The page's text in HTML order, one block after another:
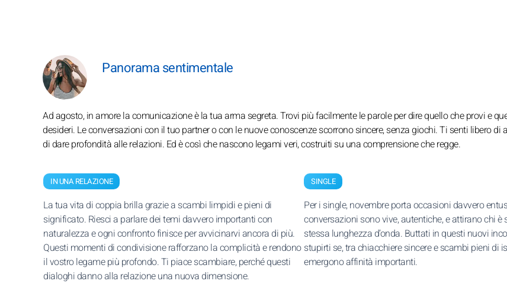
Panorama sentimentale
Ad agosto, in amore la comunicazione è la tua arma segreta. Trovi più facilmente le parole per dire quello che provi e
desideri. Le conversazioni con il tuo partner o con le nuove conoscenze scorrono sincere, senza giochi. Ti senti libero di
di dare profondità alle relazioni. Ed è così che nascono legami veri, costruiti su una comprensione che regge.
IN UNA RELAZIONE
La tua vita di coppia brilla grazie a scambi limpidi e pieni di
significato. Riesci a parlare dei temi davvero importanti con
naturalezza e ogni confronto finisce per avvicinarvi ancora di più.
Questi momenti di condivisione rafforzano la complicità e rendono
il vostro legame più profondo. Ti piace scambiare, perché questi
dialoghi danno alla relazione una nuova dimensione.
SINGLE
Per i single, novembre porta occasioni davvero
conversazioni sono vive, autentiche, e attirano chi è
stessa lunghezza d’onda. Buttati in questi nuovi
stupirti se, tra chiacchiere sincere e scambi pieni di
emergono affinità importanti.